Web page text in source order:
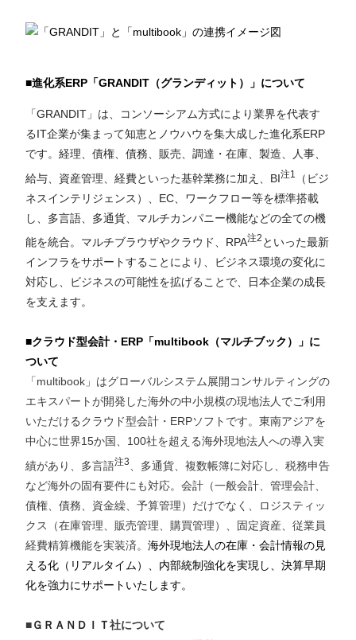
■進化系ERP 「GRANDIT （グランディット）」について
「GRANDIT 」は、コンソーシアム方式により業界を代表す
るIT企業が集まって知恵とノウハウを集大成した進化系ERP
です。経理、債権、債務、販売、調達・在庫、製造、人事、
給与、資産管理、経費といった基幹業務に加え、 BI注1
（ビジ
ネスインテリジェンス）、 EC 、ワークフロー等を標準搭載
し、多言語、多通貨、マルチカンパニー機能などの全ての機
能を統合。マルチブラウザやクラウド、 RPA注2 といった最新
インフラをサポートすることにより、ビジネス環境の変化に
対応し、ビジネスの可能性を拡げることで、日本企業の成長
を支えます。
■クラウド型会計・ ERP 「multibook （マルチブック）」に
ついて
「multibook 」はグローバルシステム展開コンサルティングの
エキスパートが開発した海外の中小規模の現地法人でご利用
いただけるクラウド型会計・ ERPソフトです。東南アジアを
中心に世界15か国、 100社を超える海外現地法人への導入実
績があり、多言語注3
、多通貨、複数帳簿に対応し、税務申告
など海外の固有要件にも対応。会計（一般会計、管理会計、
債権、債務、資金繰、予算管理）だけでなく、ロジスティッ
クス（在庫管理、販売管理、購買管理）、固定資産、従業員
経費精算機能を実装済。海外現地法人の在庫・会計情報の見
える化（リアルタイム）、内部統制強化を実現し、決算早期
化を強力にサポートいたします。
■ＧＲＡＮＤＩＴ社について